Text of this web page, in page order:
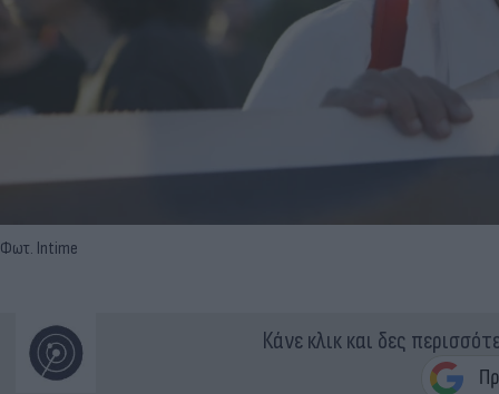
Φωτ. Intime
Κάνε κλικ και δες